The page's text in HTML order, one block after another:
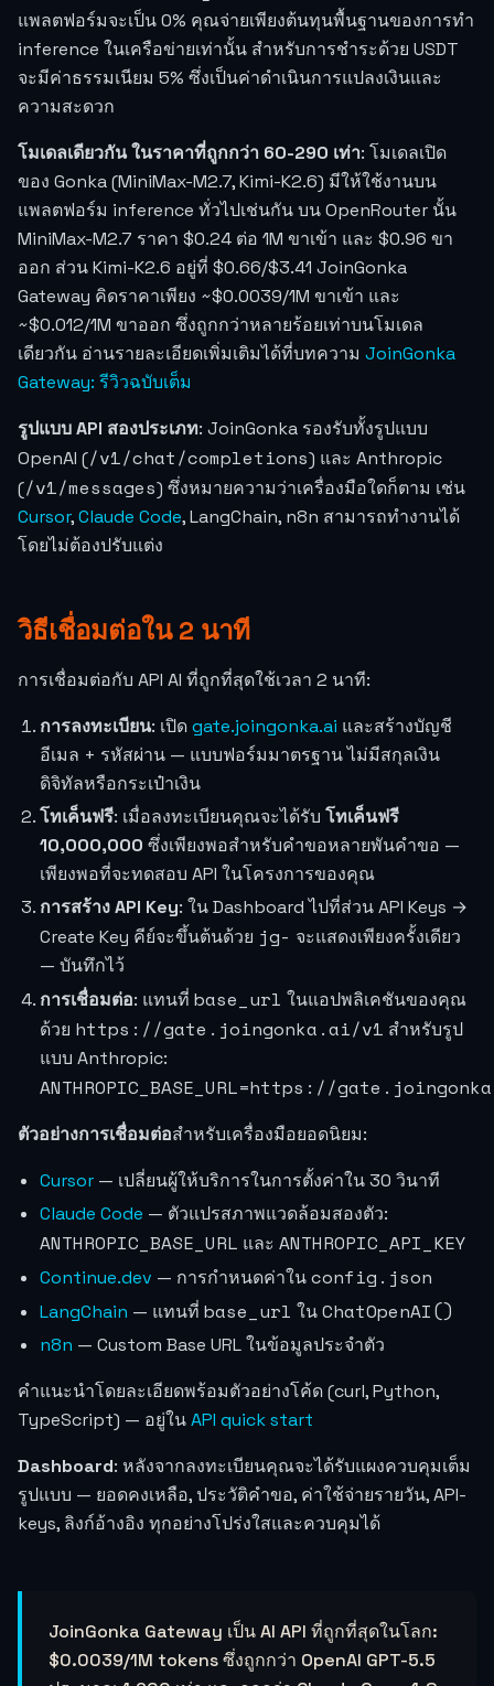
แพลตฟอร์มจะเป็น 0% คุณจ่ายเพียงต้นทุนพื้นฐานของการทำ
inference ในเครือข่ายเท่านั้น สำหรับการชำระด้วย USDT
จะมีค่าธรรมเนียม 5% ซึ่งเป็นค่าดำเนินการแปลงเงินและ
ความสะดวก
โมเดลเดียวกัน ในราคาที่ถูกกว่า 60-290 เท่า: โมเดลเปิด
ของ Gonka (MiniMax-M2.7, Kimi-K2.6) มีให้ใช้งานบน
แพลตฟอร์ม inference ทั่วไปเช่นกัน บน OpenRouter นั้น
MiniMax-M2.7 ราคา $0.24 ต่อ 1M ขาเข้า และ $0.96 ขา
ออก ส่วน Kimi-K2.6 อยู่ที่ $0.66/$3.41 JoinGonka
Gateway คิดราคาเพียง ~$0.0039/1M ขาเข้า และ
~$0.012/1M ขาออก ซึ่งถูกกว่าหลายร้อยเท่าบนโมเดล
เดียวกัน อ่านรายละเอียดเพิ่มเติมได้ที่บทความ JoinGonka
Gateway: รีวิวฉบับเต็ม
รูปแบบ API สองประเภท: JoinGonka รองรับทั้งรูปแบบ
OpenAI (/v1/chat/completions) และ Anthropic
(/v1/messages) ซึ่งหมายความว่าเครื่องมือใดก็ตาม เช่น
Cursor,Claude Code, LangChain, n8n สามารถทำงานได้
โดยไม่ต้องปรับแต่ง
วิธีเชื่อมต่อใน 2 นาที
การเชื่อมต่อกับ API AI ที่ถูกที่สุดใช้เวลา 2 นาที:
การลงทะเบียน: เปิดgate.joingonka.ai และสร้างบัญชี
อีเมล + รหัสผ่าน — แบบฟอร์มมาตรฐาน ไม่มีสกุลเงิน
ดิจิทัลหรือกระเป๋าเงิน
โทเค็นฟรี: เมื่อลงทะเบียนคุณจะได้รับ โทเค็นฟรี
10,000,000 ซึ่งเพียงพอสำหรับคำขอหลายพันคำขอ —
เพียงพอที่จะทดสอบ API ในโครงการของคุณ
การสร้าง API Key: ใน Dashboard ไปที่ส่วน API Keys →
Create Key คีย์จะขึ้นต้นด้วย jg- จะแสดงเพียงครั้งเดียว
— บันทึกไว้
การเชื่อมต่อ: แทนที่ base_url ในแอปพลิเคชันของคุณ
ด้วย https://gate.joingonka.ai/v1 สำหรับรูป
แบบ Anthropic:
ANTHROPIC_BASE_URL=https://
ตัวอย่างการเชื่อมต่อสำหรับเครื่องมือยอดนิยม:
Cursor — เปลี่ยนผู้ให้บริการในการตั้งค่าใน 30 วินาที
Claude Code — ตัวแปรสภาพแวดล้อมสองตัว:
ANTHROPIC_BASE_URL และ ANTHROPIC_API_KEY
Continue.dev — การกำหนดค่าในconfig.json
LangChain — แทนที่ base_url ในChatOpenAI()
n8n — Custom Base URL ในข้อมูลประจำตัว
คำแนะนำโดยละเอียดพร้อมตัวอย่างโค้ด (curl, Python,
TypeScript) — อยู่ในAPI quick start
Dashboard: หลังจากลงทะเบียนคุณจะได้รับแผงควบคุมเต็ม
รูปแบบ — ยอดคงเหลือ, ประวัติคำขอ, ค่าใช้จ่ายรายวัน, API-
keys, ลิงก์อ้างอิง ทุกอย่างโปร่งใสและควบคุมได้
JoinGonka Gateway เป็น AI API ที่ถูกที่สุดในโลก:
$0.0039/1M tokens ซึ่งถูกกว่า OpenAI GPT-5.5